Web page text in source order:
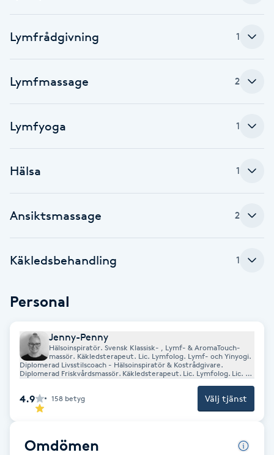
Brynplockning
Bröllopsuppsättning
Coachning
Color correction
D
Enzympeeling
Extensions
Lymfrådgivning 1
Lymfmassage 2
Lymfyoga 1
Hälsa 1
Ansiktsmassage 2
Käkledsbehandling 1
Personal
Jenny-Penny
Hälsoinspiratör. Svensk Klassisk- , Lymf- & AromaTouch-
massör. Käkledsterapeut. Lic. Lymfolog. Lymf- och Yinyogi.
Diplomerad Livsstilscoach - Hälsoinspiratör & Kostrådgivare.
Diplomerad Friskvårdsmassör. Käkledsterapeut. Lic. Lymfolog. Lic.
h. Utbildad i Naturlig Facelift. Certifierad Livscoach. Certifierad i
AromaTouch-Technique. Utbildad i Massageteknik, Meridian- och
akupunkturlära, Chakrabalans, Aurans energifält samt Essentiella
4.9 158 betyg Välj tjänst
Omdömen